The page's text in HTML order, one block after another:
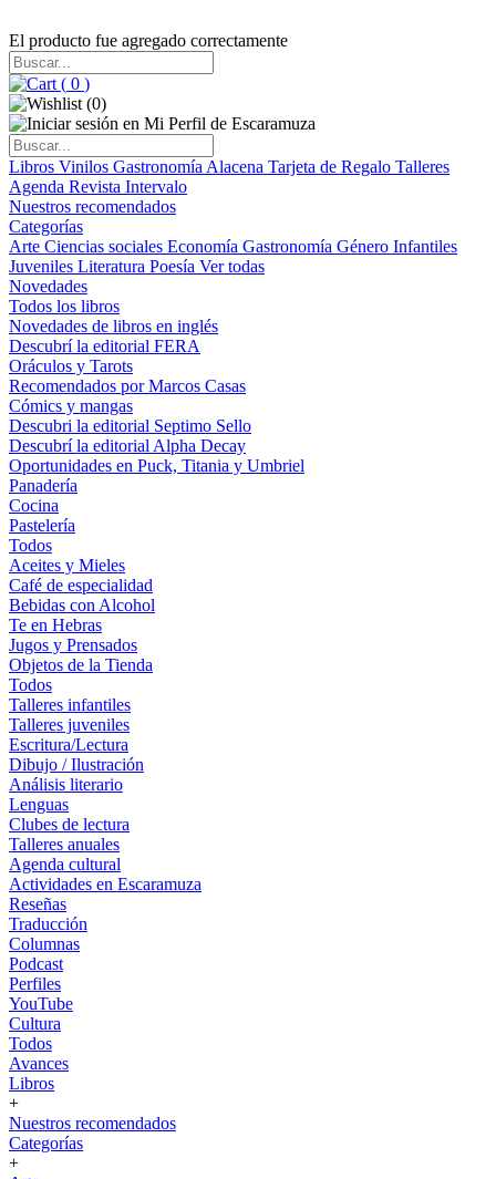
El producto fue agregado correctamente
( 0 )
(0)
Libros Vinilos Gastronomía Alacena Tarjeta de Regalo Talleres
Agenda Revista Intervalo
Nuestros recomendados
Categorías
Arte Ciencias sociales Economía Gastronomía Género Infantiles
Juveniles Literatura Poesía Ver todas
Novedades
Todos los libros
Novedades de libros en inglés
Descubrí la editorial FERA
Oráculos y Tarots
Recomendados por Marcos Casas
Cómics y mangas
Descubri la editorial Septimo Sello
Descubrí la editorial Alpha Decay
Oportunidades en Puck, Titania y Umbriel
Panadería
Cocina
Pastelería
Todos
Aceites y Mieles
Café de especialidad
Bebidas con Alcohol
Te en Hebras
Jugos y Prensados
Objetos de la Tienda
Todos
Talleres infantiles
Talleres juveniles
Escritura/Lectura
Dibujo / Ilustración
Análisis literario
Lenguas
Clubes de lectura
Talleres anuales
Agenda cultural
Actividades en Escaramuza
Reseñas
Traducción
Columnas
Podcast
Perfiles
YouTube
Cultura
Todos
Avances
Libros
+
Nuestros recomendados
Categorías
+